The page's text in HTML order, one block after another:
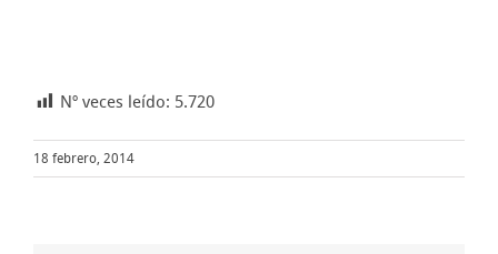
Nº veces leído: 5.720
18 febrero, 2014